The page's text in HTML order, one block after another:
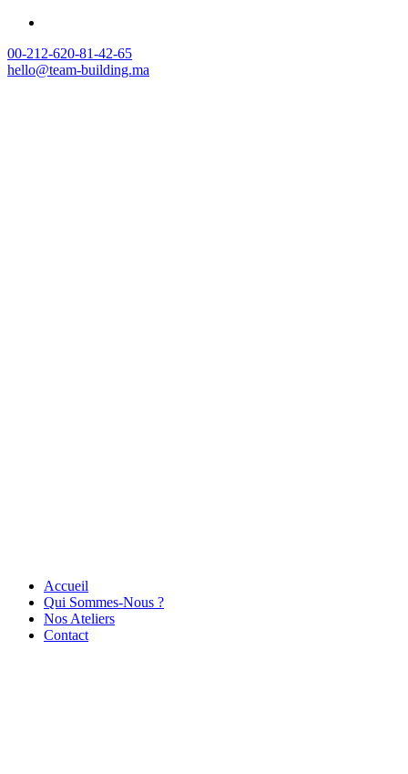
00-212-620-81-42-65
hello@team-building.ma
Accueil
Qui Sommes-Nous ?
Nos Ateliers
Contact